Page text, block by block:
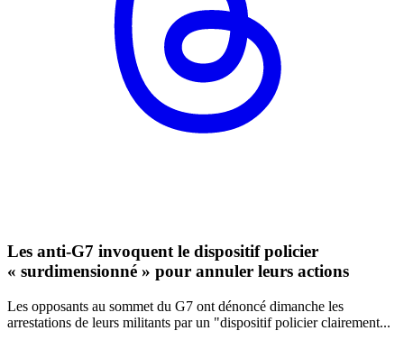
Les anti-G7 invoquent le dispositif policier
« surdimensionné » pour annuler leurs actions
Les opposants au sommet du G7 ont dénoncé dimanche les
arrestations de leurs militants par un "dispositif policier clairement...